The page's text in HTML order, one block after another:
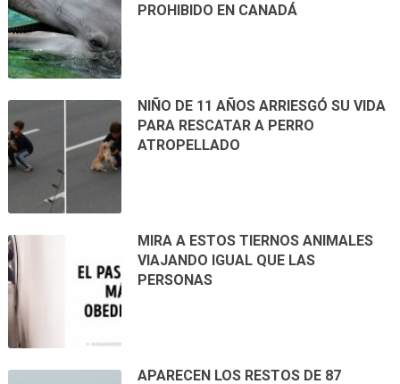
PROHIBIDO EN CANADÁ
NIÑO DE 11 AÑOS ARRIESGÓ SU VIDA
PARA RESCATAR A PERRO
ATROPELLADO
MIRA A ESTOS TIERNOS ANIMALES
VIAJANDO IGUAL QUE LAS
PERSONAS
APARECEN LOS RESTOS DE 87